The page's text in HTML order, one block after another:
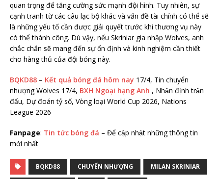
quan trọng để tăng cường sức mạnh đội hình. Tuy nhiên, sự
cạnh tranh từ các câu lạc bộ khác và vấn đề tài chính có thể sẽ
là những yếu tố cần được giải quyết trước khi thương vụ này
có thể thành công. Dù vậy, nếu Skriniar gia nhập Wolves, anh
chắc chắn sẽ mang đến sự ổn định và kinh nghiệm cần thiết
cho hàng thủ của đội bóng này.
BQKD88 – Kết quả bóng đá hôm nay 17/4, Tin chuyển
nhượng Wolves 17/4, BXH Ngoại hạng Anh , Nhận định trận
đấu, Dự đoán tỷ số, Vòng loại World Cup 2026, Nations
League 2026
Fanpage: Tin tức bóng đá – Để cập nhật những thông tin
mới nhất
BQKD88 CHUYỂN NHƯỢNG MILAN SKRINIAR